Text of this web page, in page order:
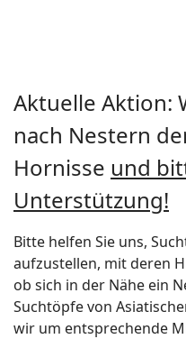
Aktuelle Aktion:
nach Nestern
Hornisse und
Unterstützung!
Bitte helfen Sie uns,
aufzustellen, mit deren
ob sich in der Nähe ein
Suchtöpfe von
wir um entsprechende